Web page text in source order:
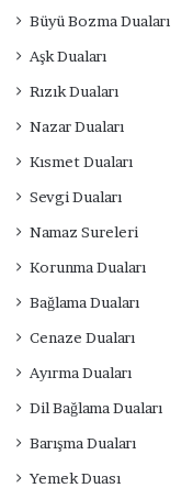
Büyü Bozma Duaları
Aşk Duaları
Rızık Duaları
Nazar Duaları
Kısmet Duaları
Sevgi Duaları
Namaz Sureleri
Korunma Duaları
Bağlama Duaları
Cenaze Duaları
Ayırma Duaları
Dil Bağlama Duaları
Barışma Duaları
Yemek Duası